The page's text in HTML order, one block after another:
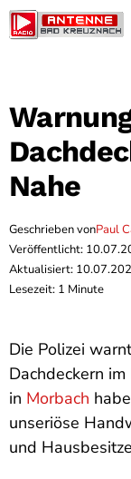
Nahe
Geschrieben vonPaul
Veröffentlicht:
Aktualisiert:
Lesezeit: 1 Minute
Die Polizei
Dachdeckern
in Morbach
unseriöse
und